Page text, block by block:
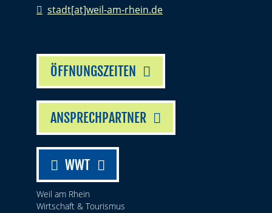
stadt[at]weil-am-rhein.de
ÖFFNUNGSZEITEN
ANSPRECHPARTNER
WWT
Weil am Rhein
Wirtschaft & Tourismus